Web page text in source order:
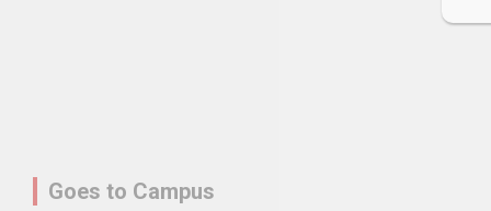
Goes to Campus